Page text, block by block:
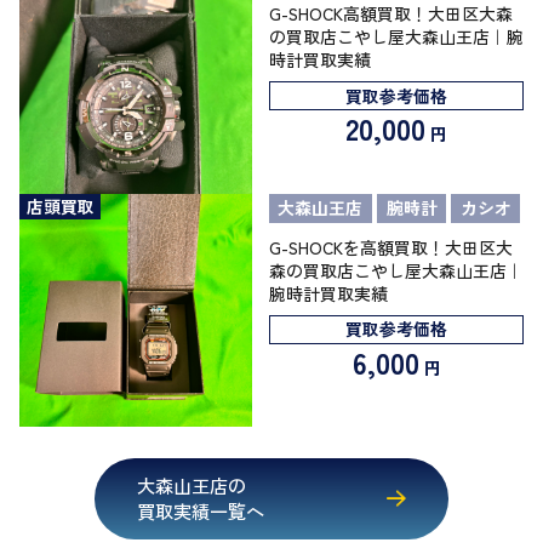
G-SHOCK高額買取！大田区大森
の買取店こやし屋大森山王店｜腕
時計買取実績
買取参考価格
20,000 円
店頭買取 大森山王店 腕時計
カシオ
G-SHOCKを高額買取！大田区大
森の買取店こやし屋大森山王店｜
腕時計買取実績
買取参考価格
6,000 円
大森山王店の
買取実績一覧へ